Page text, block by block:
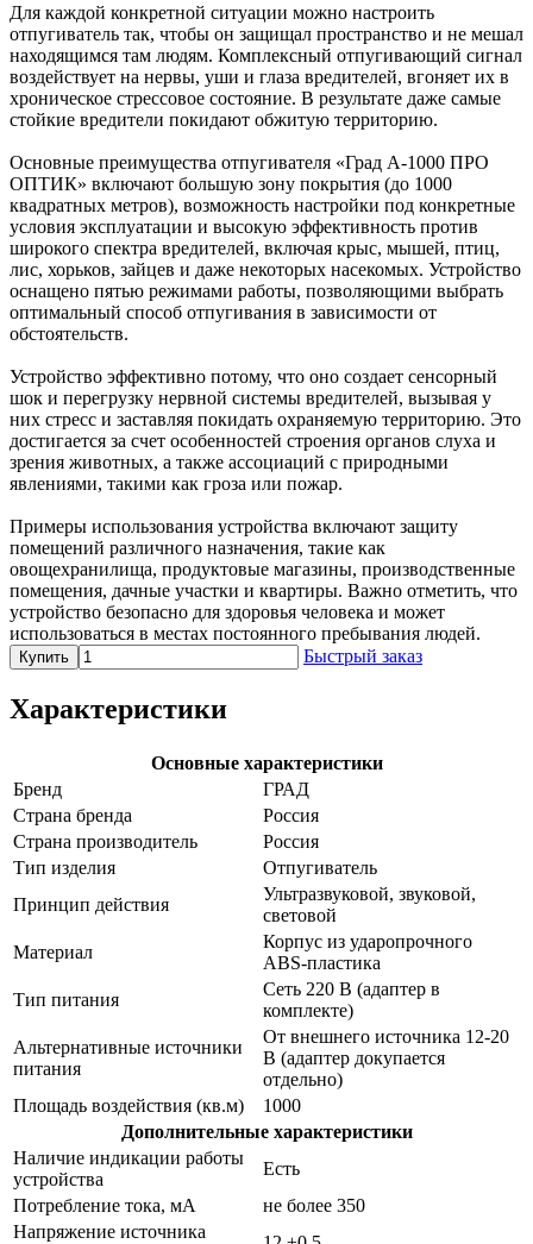
Для каждой конкретной ситуации можно настроить
отпугиватель так, чтобы он защищал пространство и не мешал
находящимся там людям. Комплексный отпугивающий сигнал
воздействует на нервы, уши и глаза вредителей, вгоняет их в
хроническое стрессовое состояние. В результате даже самые
стойкие вредители покидают обжитую территорию.
Основные преимущества отпугивателя «Град А-1000 ПРО
ОПТИК» включают большую зону покрытия (до 1000
квадратных метров), возможность настройки под конкретные
условия эксплуатации и высокую эффективность против
широкого спектра вредителей, включая крыс, мышей, птиц,
лис, хорьков, зайцев и даже некоторых насекомых. Устройство
оснащено пятью режимами работы, позволяющими выбрать
оптимальный способ отпугивания в зависимости от
обстоятельств.
Устройство эффективно потому, что оно создает сенсорный
шок и перегрузку нервной системы вредителей, вызывая у
них стресс и заставляя покидать охраняемую территорию. Это
достигается за счет особенностей строения органов слуха и
зрения животных, а также ассоциаций с природными
явлениями, такими как гроза или пожар.
Примеры использования устройства включают защиту
помещений различного назначения, такие как
овощехранилища, продуктовые магазины, производственные
помещения, дачные участки и квартиры. Важно отметить, что
устройство безопасно для здоровья человека и может
использоваться в местах постоянного пребывания людей.
Купить Быстрый заказ
Характеристики
Основные характеристики
Бренд
ГРАД
Страна бренда
Россия
Страна производитель
Россия
Тип изделия
Отпугиватель
Принцип действия
Ультразвуковой, звуковой,
световой
Материал
Корпус из ударопрочного
ABS-пластика
Тип питания
Сеть 220 В (адаптер в
комплекте)
Альтернативные источники
питания
От внешнего источника 12-20
В (адаптер докупается
отдельно)
Площадь воздействия (кв.м)
1000
Дополнительные характеристики
Наличие индикации работы
устройства
Есть
Потребление тока, мА
не более 350
Напряжение источника